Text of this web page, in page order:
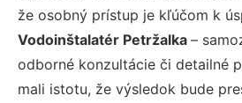
že osobný prístup je kľúčom k
Vodoinštalatér Petržalka –
odborné konzultácie či detailné
mali istotu, že výsledok bude